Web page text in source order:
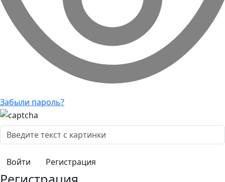
Забыли пароль?
Регистрация